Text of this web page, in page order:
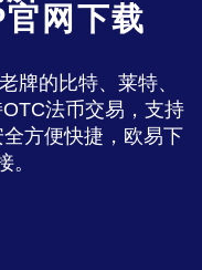
网下载
牌的比特、莱特、
法币交易，支持
方便快捷，欧易下
。